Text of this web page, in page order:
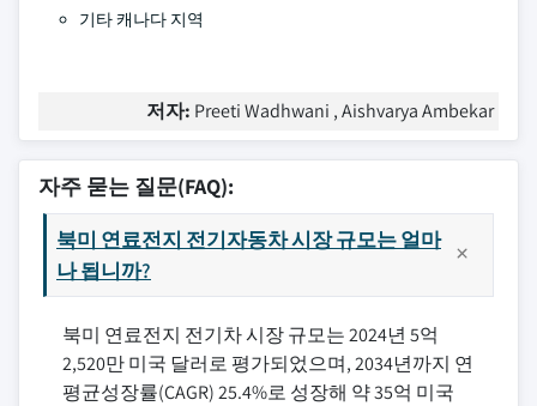
기타 캐나다 지역
저자: Preeti Wadhwani , Aishvarya Ambekar
자주 묻는 질문(FAQ):
북미 연료전지 전기자동차 시장 규모는 얼마
나 됩니까?
북미 연료전지 전기차 시장 규모는 2024년 5억
2,520만 미국 달러로 평가되었으며, 2034년까지 연
평균성장률(CAGR) 25.4%로 성장해 약 35억 미국